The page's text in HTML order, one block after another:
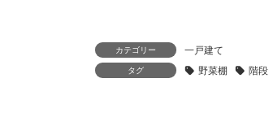
カテゴリー 一戸建て
タグ 野菜棚 階段